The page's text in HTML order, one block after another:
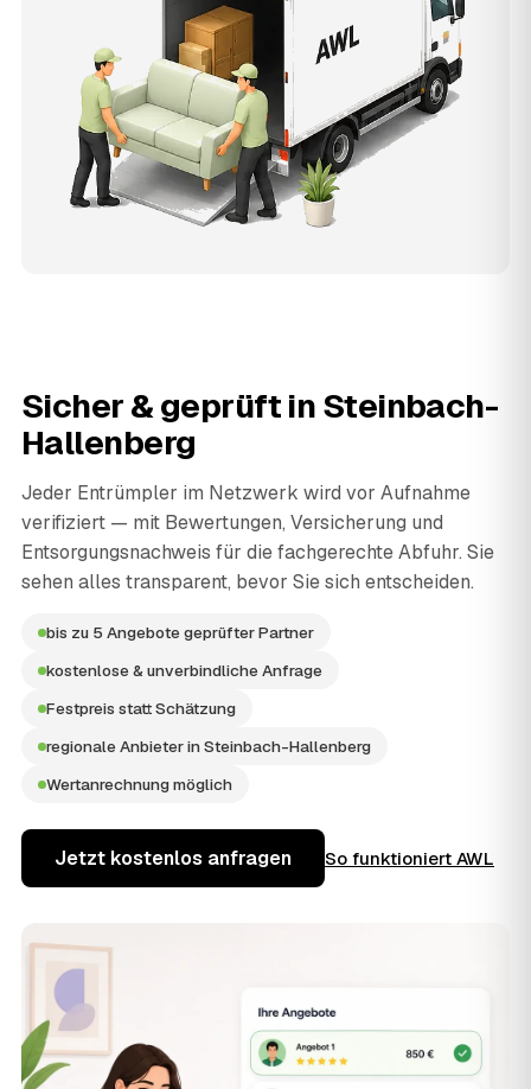
Sicher & geprüft inSteinbach-
Hallenberg
Jeder Entrümpler im Netzwerk wird vor Aufnahme
verifiziert — mit Bewertungen, Versicherung und
Entsorgungsnachweis für die fachgerechte Abfuhr. Sie
sehen alles transparent, bevor Sie sich entscheiden.
bis zu 5 Angebote geprüfter Partner
kostenlose & unverbindliche Anfrage
Festpreis statt Schätzung
regionale Anbieter in Steinbach-Hallenberg
Wertanrechnung möglich
Jetzt kostenlos anfragen So funktioniert AWL